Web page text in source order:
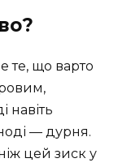
те, що варто
навіть
— дурня.
цей зиск у